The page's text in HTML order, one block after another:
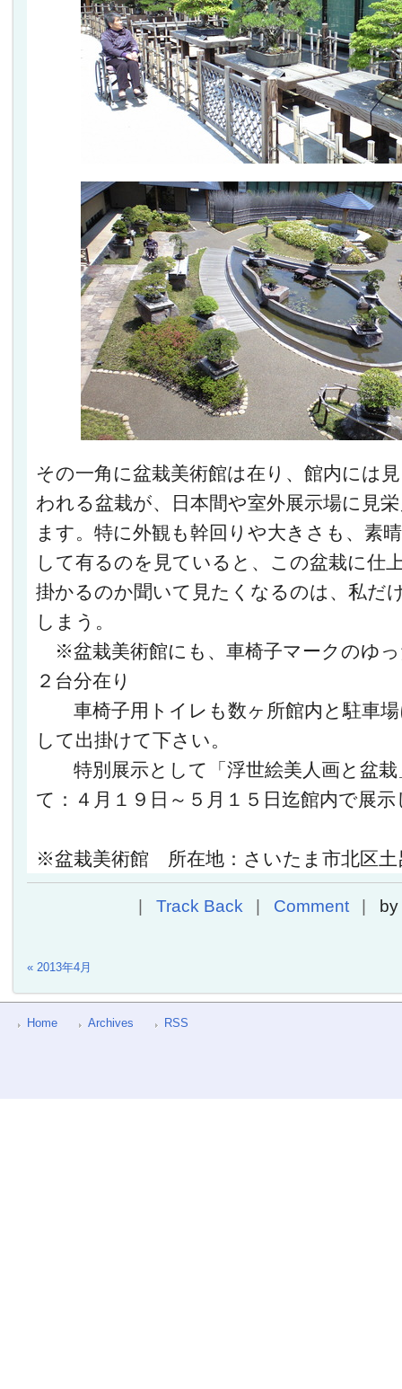
その一角に盆栽美術館は在り、館内には
われる盆栽が、日本間や室外展示場に見
ます。特に外観も幹回りや大きさも、素
して有るのを見ていると、この盆栽に仕
掛かるのか聞いて見たくなるのは、私だ
しまう。
※盆栽美術館にも、車椅子マークのゆ
２台分在り
車椅子用トイレも数ヶ所館内と駐車場
して出掛けて下さい。
特別展示として「浮世絵美人画と盆栽
て：４月１９日～５月１５日迄館内で展
※盆栽美術館 所在地：さいたま市北区土
Track Back Comment by
« 2013年4月
Home Archives RSS